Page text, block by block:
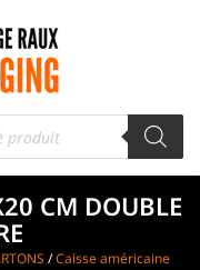
CM DOUBLE
/Caisse américaine